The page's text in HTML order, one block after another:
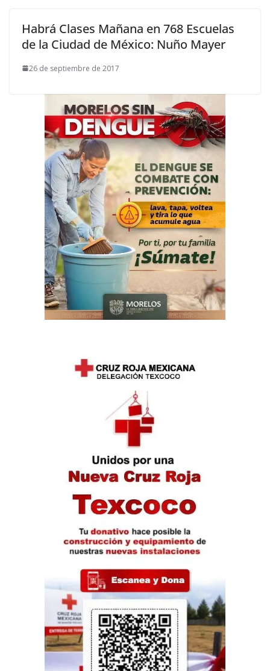
Habrá Clases Mañana en 768 Escuelas
de la Ciudad de México: Nuño Mayer
26 de septiembre de 2017